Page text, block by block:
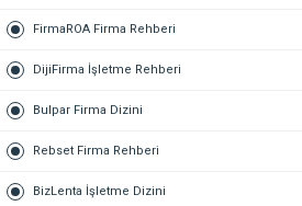
FirmaROA Firma Rehberi
DijiFirma İşletme Rehberi
Bulpar Firma Dizini
Rebset Firma Rehberi
BizLenta İşletme Dizini